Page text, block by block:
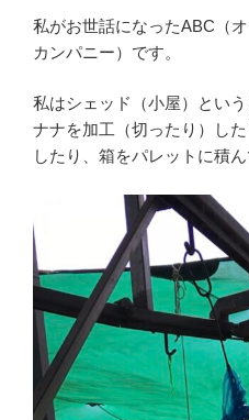
私がお世話になったABC（
カンパニー）です。
私はシェッド（小屋）とい
ナナを加工（切ったり）し
したり、箱をパレットに積